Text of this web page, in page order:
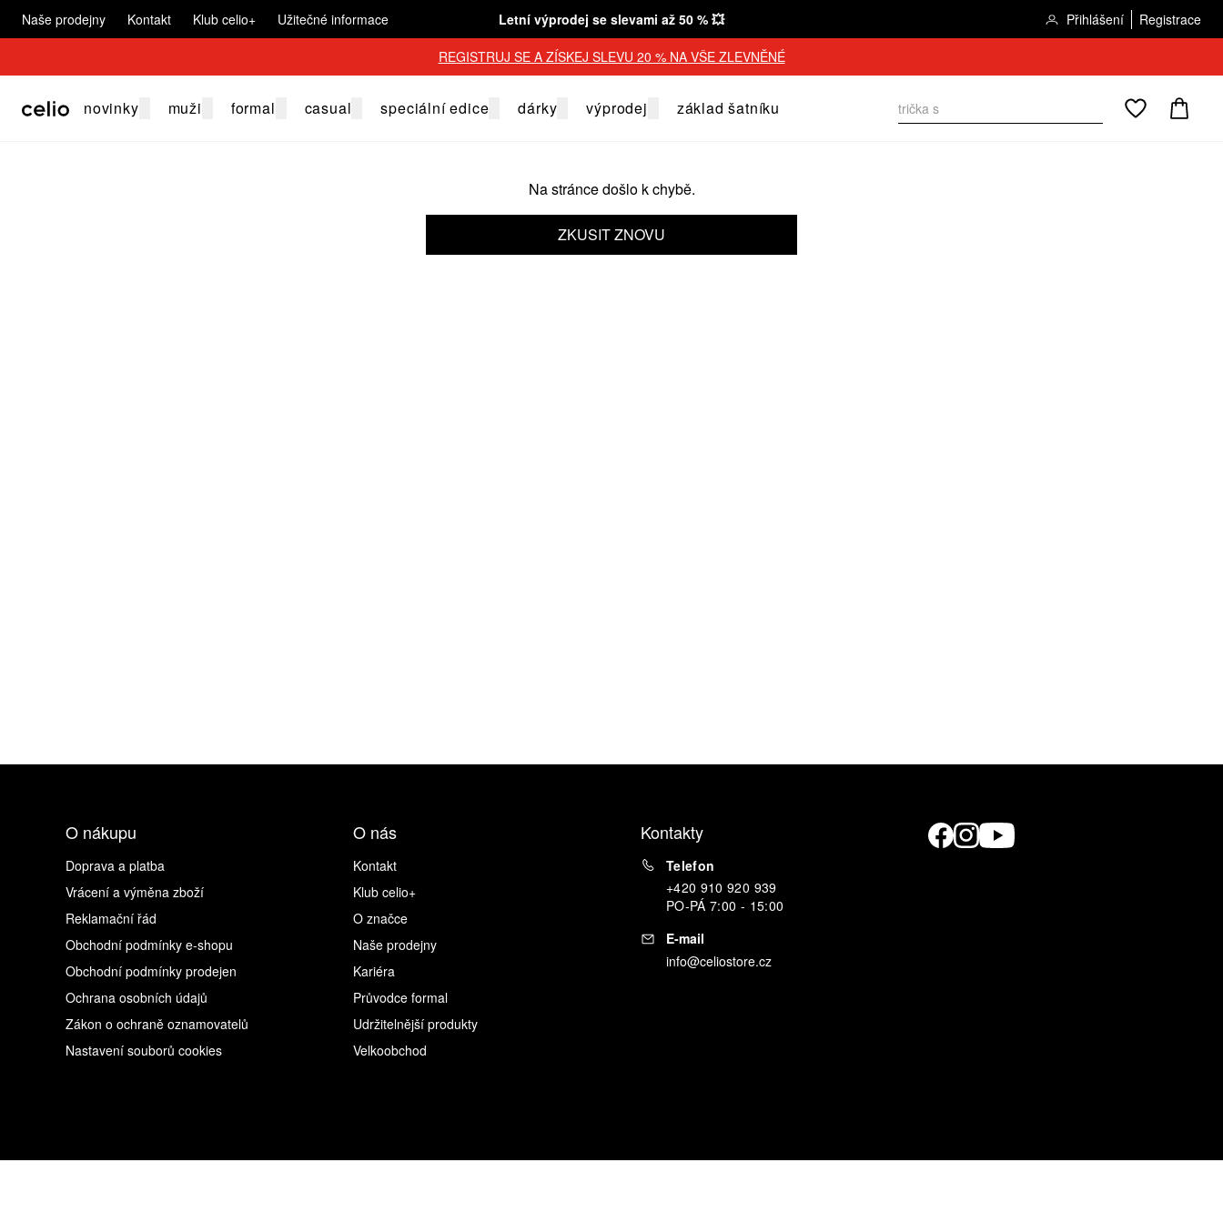
Naše prodejny Kontakt Klub celio+ Užitečné informace Letní výprodej se slevami až 50 % 💥 Přihlášení Registrace
REGISTRUJ SE A ZÍSKEJ SLEVU 20 % NA VŠE ZLEVNĚNÉ
novinky muži formal casual speciální edice dárky výprodej základ šatníku
Na stránce došlo k chybě.
ZKUSIT ZNOVU
O nákupu
Doprava a platba
Vrácení a výměna zboží
Reklamační řád
Obchodní podmínky e-shopu
Obchodní podmínky prodejen
Ochrana osobních údajů
Zákon o ochraně oznamovatelů
Nastavení souborů cookies
O nás
Kontakt
Klub celio+
O značce
Naše prodejny
Kariéra
Průvodce formal
Udržitelnější produkty
Velkoobchod
Kontakty
Telefon
+420 910 920 939
PO-PÁ 7:00 - 15:00
E-mail
info@celiostore.cz